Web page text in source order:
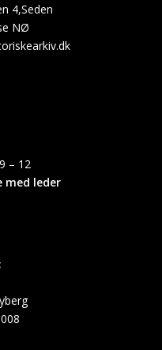
4,Seden
NØ
– 12
leder